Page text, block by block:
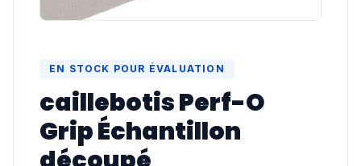
EN STOCK POUR ÉVALUATION
caillebotis Perf-O
Grip Échantillon